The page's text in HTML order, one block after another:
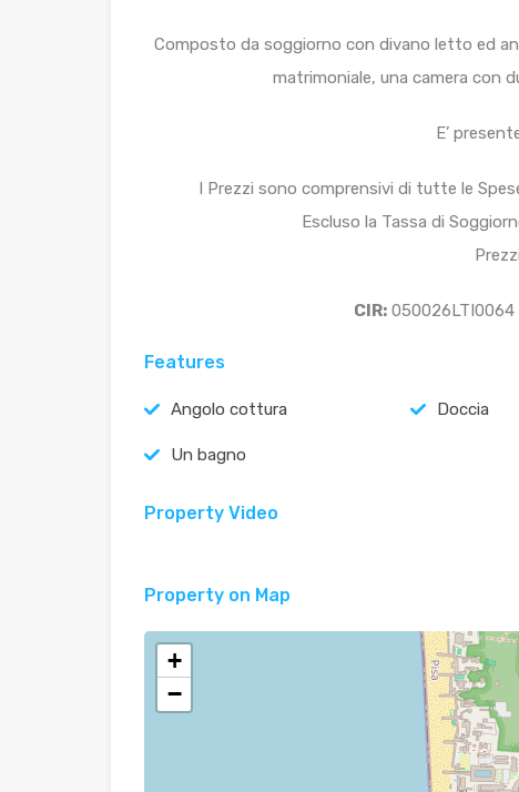
Composto da soggiorno con divano letto ed
matrimoniale, una camera con
E’
I Prezzi sono comprensivi di tutte le
Escluso la Tassa di
CIR: 050026LTI0064
Features
Angolo cottura Doccia
Un bagno
Property Video
Property on Map
+
−